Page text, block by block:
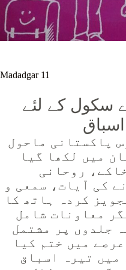
Madadgar 11
11سنڈے سکول کے لئے
پاکستانی ماحول
میں لکھا گیا
روحانی
کی آیات، سمعی و
کردہ ہاتھ کا
معاونات شامل
جلدوں پر مشتمل
میں ختم کیا
تیرہ اسباق